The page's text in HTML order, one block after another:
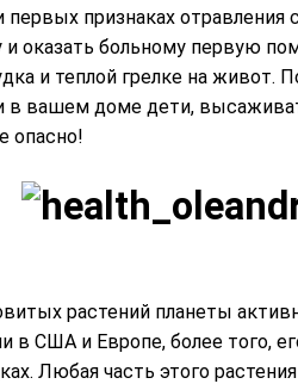
признаках отравления
и оказать больному первую
и теплой грелке на живот.
в вашем доме дети,
опасно!
растений планеты
в США и Европе, более того,
Любая часть этого растения